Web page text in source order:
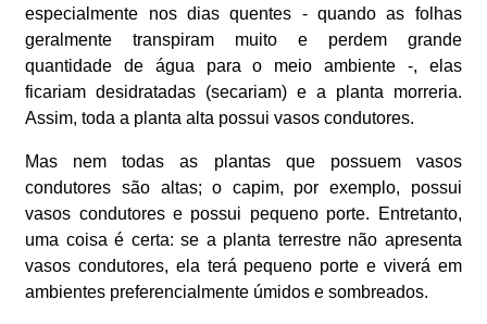
especialmente nos dias quentes - quando as folhas
geralmente transpiram muito e perdem grande
quantidade de água para o meio ambiente -, elas
ficariam desidratadas (secariam) e a planta morreria.
Assim, toda a planta alta possui vasos condutores.
Mas nem todas as plantas que possuem vasos
condutores são altas; o capim, por exemplo, possui
vasos condutores e possui pequeno porte. Entretanto,
uma coisa é certa: se a planta terrestre não apresenta
vasos condutores, ela terá pequeno porte e viverá em
ambientes preferencialmente úmidos e sombreados.